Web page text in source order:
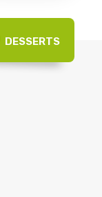
DESSERTS